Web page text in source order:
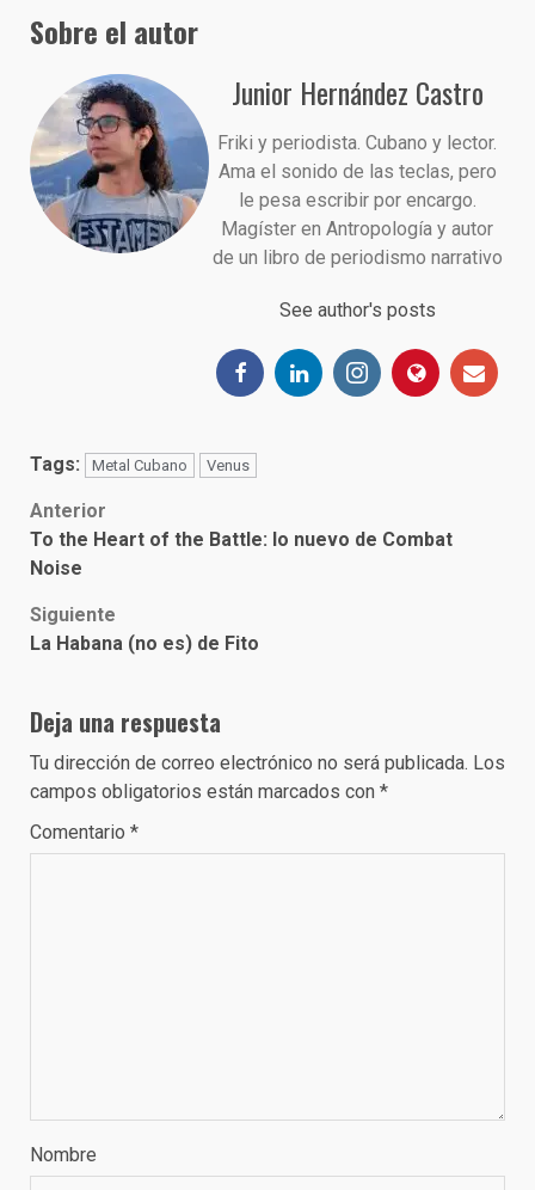
Sobre el autor
Junior Hernández Castro
Friki y periodista. Cubano y lector.
Ama el sonido de las teclas, pero
le pesa escribir por encargo.
Magíster en Antropología y autor
de un libro de periodismo narrativo
See author's posts
Tags: Metal Cubano Venus
Post
navigation
Anterior
To the Heart of the Battle: lo nuevo de Combat
Noise
Siguiente
La Habana (no es) de Fito
Deja una respuesta
Tu dirección de correo electrónico no será publicada. Los
campos obligatorios están marcados con *
Comentario *
Nombre